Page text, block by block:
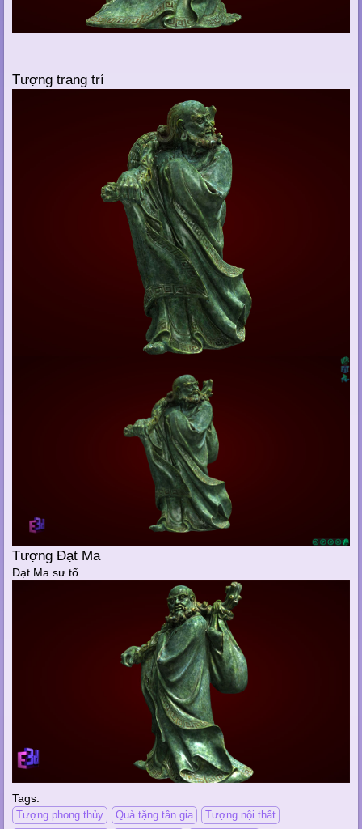
Tượng trang trí
Tượng Đạt Ma
Đạt Ma sư tổ
Tags:
Tượng phong thủy Quà tặng tân gia Tượng nội thất